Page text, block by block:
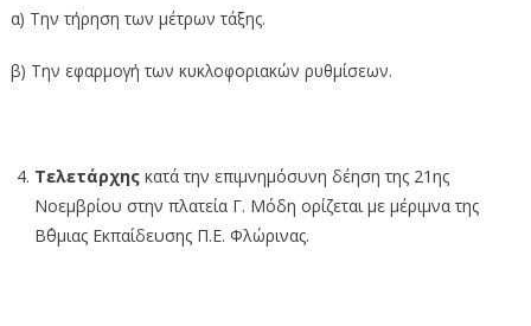
α) Την τήρηση των μέτρων τάξης.
β) Την εφαρμογή των κυκλοφοριακών ρυθμίσεων.
Τελετάρχηςκατά την επιμνημόσυνη δέηση της 21ης
Νοεμβρίου στην πλατεία Γ. Μόδη ορίζεται με μέριμνα της
Β΄θμιας Εκπαίδευσης Π.Ε. Φλώρινας.